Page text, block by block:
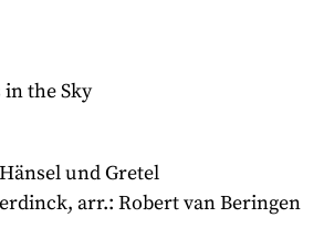
in the Sky
und Gretel
arr.: Robert van Beringen